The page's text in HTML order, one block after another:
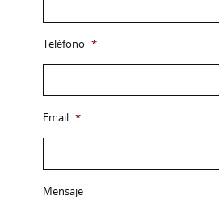
Teléfono *
Email *
Mensaje